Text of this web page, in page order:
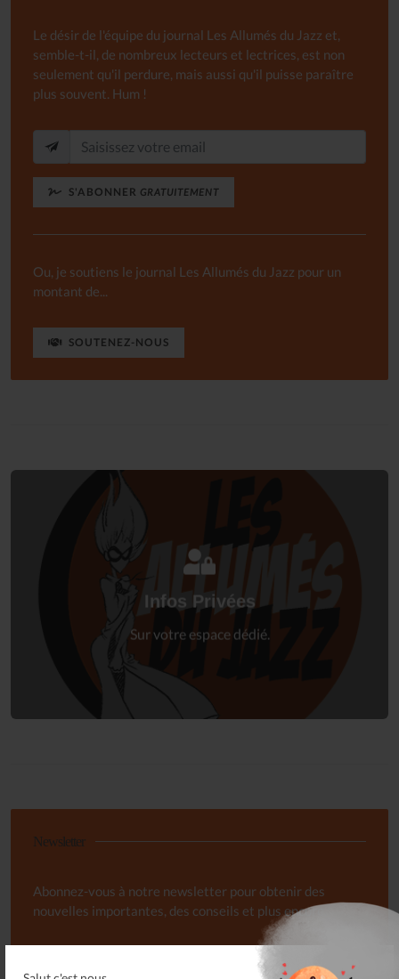
Le désir de l'équipe du journal Les Allumés du Jazz et,
semble-t-il, de nombreux lecteurs et lectrices, est non
seulement qu'il perdure, mais aussi qu'il puisse paraître
plus souvent. Hum !
S'ABONNER GRATUITEMENT
Ou, je soutiens le journal Les Allumés du Jazz pour un
montant de...
SOUTENEZ-NOUS
Infos Privées
Sur votre espace dédié.
Connectez-vous
Newsletter
Abonnez-vous à notre newsletter pour obtenir des
nouvelles importantes, des conseils et plus encore.